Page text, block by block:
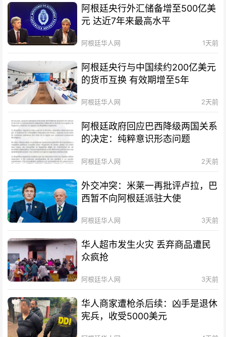
阿根廷央行外汇储备增至500亿美
元 达近7年来最高水平
阿根廷华人网 1天前
阿根廷央行与中国续约200亿美元
的货币互换 有效期增至5年
阿根廷华人网 2天前
阿根廷政府回应巴西降级两国关系
的决定：纯粹意识形态问题
阿根廷华人网 2天前
外交冲突：米莱一再批评卢拉，巴
西暂不向阿根廷派驻大使
阿根廷华人网 3天前
华人超市发生火灾 丢弃商品遭民
众疯抢
阿根廷华人网 3天前
华人商家遭枪杀后续：凶手是退休
宪兵，收受5000美元